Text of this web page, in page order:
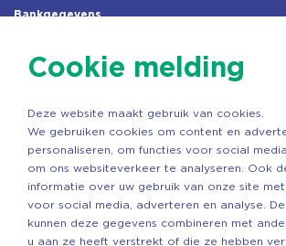
Bankgegevens
Rek.nr: NL85RABO0127579230
Copyright ©2026 Vechtgenoten
Cookie melding
Deze website maakt gebruik van cookies.
We gebruiken cookies om content en
personaliseren, om functies voor social
om ons websiteverkeer te analyseren. Ook
informatie over uw gebruik van onze site
voor social media, adverteren en analyse.
kunnen deze gegevens combineren met
u aan ze heeft verstrekt of die ze hebben